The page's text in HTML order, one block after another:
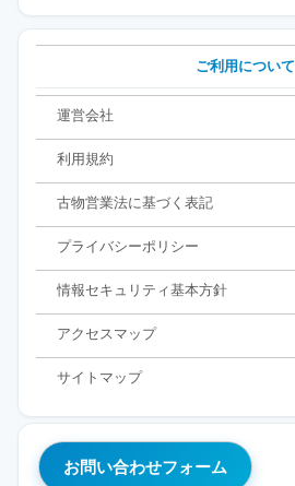
ご利用について
運営会社
利用規約
古物営業法に基づく表記
プライバシーポリシー
情報セキュリティ基本方針
アクセスマップ
サイトマップ
お問い合わせフォーム